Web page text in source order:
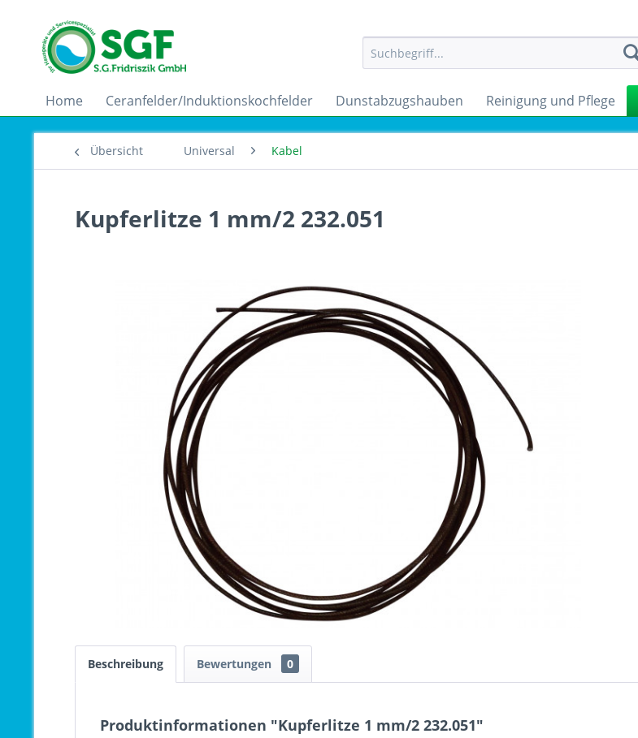
Home Ceranfelder/Induktionskochfelder Dunstabzugshauben Reinigung und Pflege
Übersicht Universal Kabel
Kupferlitze 1 mm/2 232.051
Beschreibung Bewertungen 0
Produktinformationen "Kupferlitze 1 mm/2 232.051"